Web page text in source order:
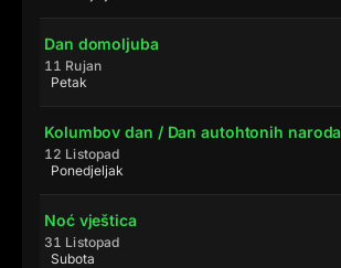
11 Rujan
Petak
Dan domoljuba
12 Listopad
Ponedjeljak
Kolumbov dan / Dan autohtonih naroda
31 Listopad
Subota
Noć vještica